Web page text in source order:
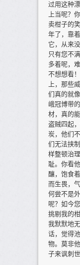
过用这种
上当呢？
卖柑子的
年了，靠
它，从来
只有您不
多着呢，
不想想看
上，那些
们真的就
峨冠博带
材，真的
盗贼四起
炭，他们
们无法挟
样整顿治
耻。你看
釀，饱食
而生畏，
何尝不是
呢？如今
挑剔我的
我默默地
话，觉得
物。莫非
子来讽刺